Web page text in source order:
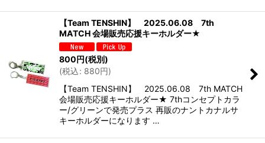
【Team TENSHIN】 2025.06.08 7th
MATCH 会場販売応援キーホルダー★
800円(税別)
(税込: 880円)
【Team TENSHIN】 2025.06.08 7th MATCH
会場販売応援キーホルダー★ 7thコンセプトカラ
ー/グリーンで発売プラス 再販のナントカナルサ
キーホルダーになります …